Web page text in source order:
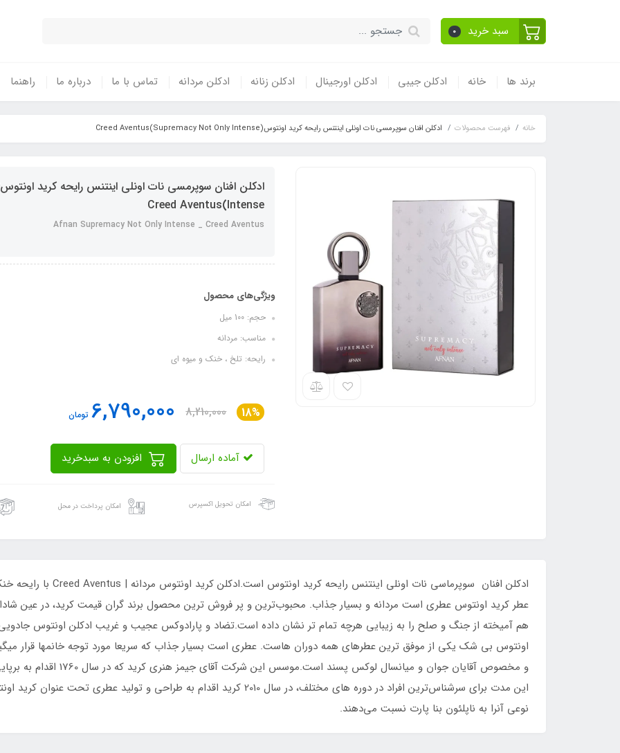
سبد خرید 0
برند ها خانه ادکلن جیبی ادکلن اورجینال ادکلن زنانه ادکلن مردانه تماس با ما درباره ما راهنما
خانه فهرست محصولات ادکلن افنان سوپرمسی نات اونلی اینتنس رایحه کرید اونتوس(Supremacy Not Only Intense)Creed Aventus
Intense)Creed Aventus
Afnan Supremacy Not Only Intense _ Creed Aventus
ویژگی‌های محصول
حجم: 100 میل
مناسب: مردانه
رایحه: تلخ ، خنک و میوه ای
18%
8,210,000
6,790,000تومان
آماده ارسال
امکان تحویل اکسپرس امکان پرداخت در محل
عطر کرید اونتوس عطری است مردانه و بسیار جذاب. محبوب‌ترین و پر فروش ترین محصول برند گران قیمت کرید، در عین
هم آمیخته از جنگ و صلح را به زیبایی هرچه تمام تر نشان داده است.تضاد و پارادوکس عجیب و غریب ادکلن اونتوس
اونتوس بی شک یکی از موفق ترین عطرهای همه دوران هاست. عطری است بسیار جذاب که سریعا مورد توجه خانمها قرار
این مدت برای سرشناس‌ترین افراد در دوره های مختلف، در سال 2010 کرید اقدام به طراحی و
نوعی آنرا به ناپلئون بنا پارت نسبت می‌دهند.